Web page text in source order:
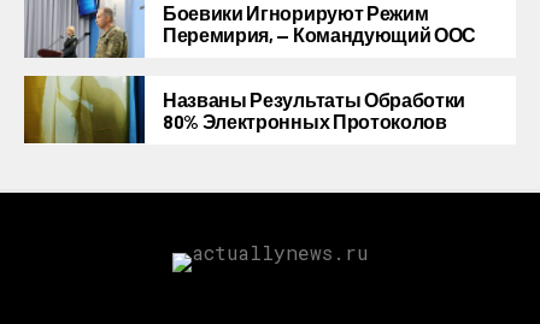
Боевики Игнорируют Режим
Перемирия, — Командующий ООС
Названы Результаты Обработки
80% Электронных Протоколов